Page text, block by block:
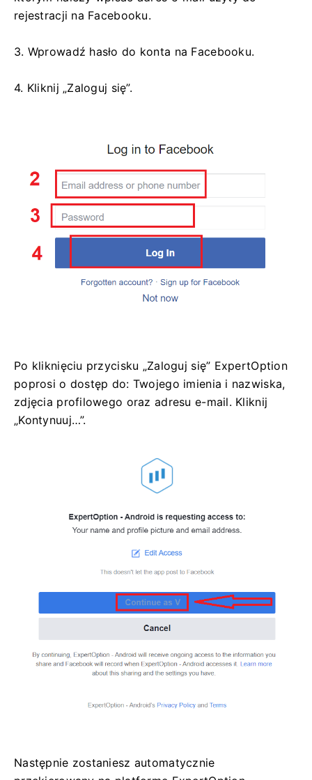
rejestracji na Facebooku.
3. Wprowadź hasło do konta na Facebooku.
4. Kliknij „Zaloguj się”.
Po kliknięciu przycisku „Zaloguj się” ExpertOption
poprosi o dostęp do: Twojego imienia i nazwiska,
zdjęcia profilowego oraz adresu e-mail. Kliknij
„Kontynuuj…”.
Następnie zostaniesz automatycznie